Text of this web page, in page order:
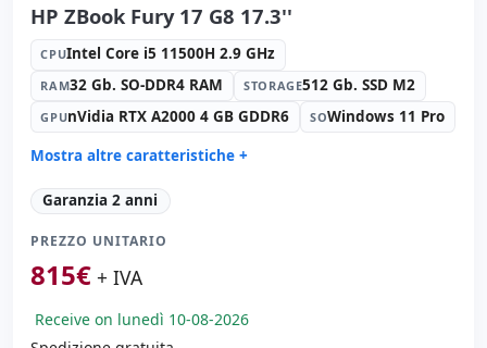
HP ZBook Fury 17 G8 17.3''
CPUIntel Core i5 11500H 2.9 GHz
RAM32 Gb. SO-DDR4 RAM STORAGE512 Gb. SSD M2
GPUnVidia RTX A2000 4 GB GDDR6 SOWindows 11 Pro
Mostra altre caratteristiche +
Suono: Bang & Olufsen audio
Rete: Intel Connection L219-LM
Porte: 2x USB-C · 3x USB 3.1
IPS 17.3 '' FullHD 16:
Multimedia: Webcam · Lettore SD · Lettore impronte ·
Garanzia 2 anni
PREZZO UNITARIO
815€ + IVA
Receive on lunedì 10-08-2026